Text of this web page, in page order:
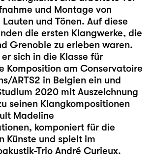
und Montage von
und Tönen. Auf diese
die ersten Klangwerke, die
Grenoble zu erleben waren.
sich in die Klasse für
Komposition am Conservatoire
ARTS2 in Belgien ein und
2020 mit Auszeichnung
seinen Klangkompositionen
Madeline
komponiert für die
Künste und spielt im
Trio André Curieux.